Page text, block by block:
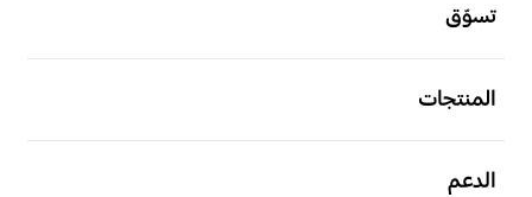
تسوّق
المنتجات
الدعم